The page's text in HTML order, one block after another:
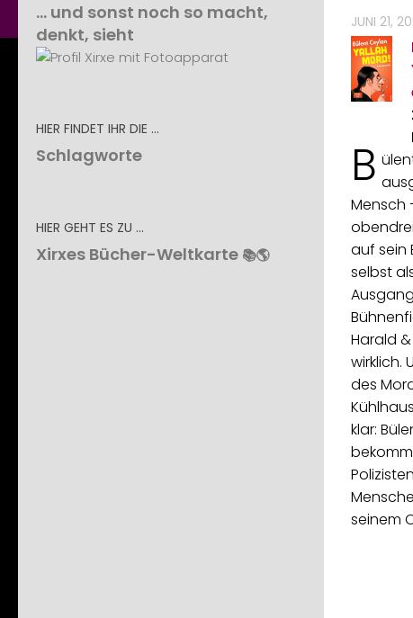
JUNI 21,
B
Mensch
auf sein
selbst
Harald
wirklich.
des
klar:
seinem
… und sonst noch so macht,
denkt, sieht
HIER FINDET IHR DIE …
Schlagworte
HIER GEHT ES ZU …
Xirxes Bücher-Weltkarte 📚🌎